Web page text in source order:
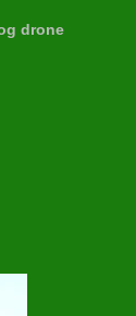
drone